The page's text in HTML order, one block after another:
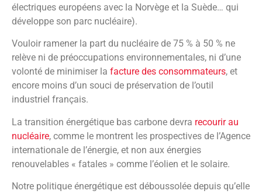
électriques européens avec la Norvège et la Suède… qui
développe son parc nucléaire).
Vouloir ramener la part du nucléaire de 75 % à 50 % ne
relève ni de préoccupations environnementales, ni d’une
volonté de minimiser la facture des consommateurs, et
encore moins d’un souci de préservation de l’outil
industriel français.
La transition énergétique bas carbone devra recourir au
nucléaire, comme le montrent les prospectives de l’Agence
internationale de l’énergie, et non aux énergies
renouvelables « fatales » comme l’éolien et le solaire.
Notre politique énergétique est déboussolée depuis qu’elle